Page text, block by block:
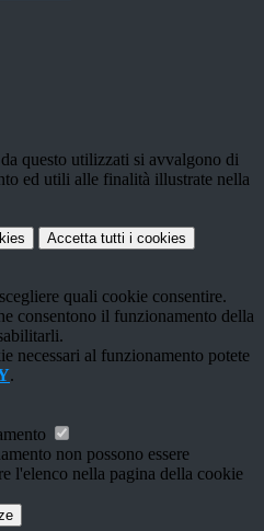
questo utilizzati si avvalgono di
ed utili alle finalità illustrate nella
Accetta tutti i cookies
quali cookie consentire.
consentono il funzionamento della
necessari al funzionamento potete
.
non possono essere
l'elenco nella pagina della cookie